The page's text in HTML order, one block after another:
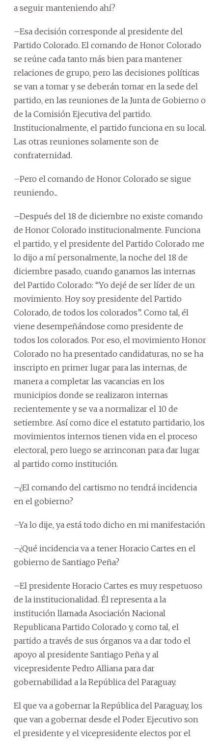
a seguir manteniendo ahí?
–Esa decisión corresponde al presidente del
Partido Colorado. El comando de Honor Colorado
se reúne cada tanto más bien para mantener
relaciones de grupo, pero las decisiones políticas
se van a tomar y se deberán tomar en la sede del
partido, en las reuniones de la Junta de Gobierno o
de la Comisión Ejecutiva del partido.
Institucionalmente, el partido funciona en su local.
Las otras reuniones solamente son de
confraternidad.
–Pero el comando de Honor Colorado se sigue
reuniendo...
–Después del 18 de diciembre no existe comando
de Honor Colorado institucionalmente. Funciona
el partido, y el presidente del Partido Colorado me
lo dijo a mí personalmente, la noche del 18 de
diciembre pasado, cuando ganamos las internas
del Partido Colorado: “Yo dejé de ser líder de un
movimiento. Hoy soy presidente del Partido
Colorado, de todos los colorados”. Como tal, él
viene desempeñándose como presidente de
todos los colorados. Por eso, el movimiento Honor
Colorado no ha presentado candidaturas, no se ha
inscripto en primer lugar para las internas, de
manera a completar las vacancias en los
municipios donde se realizaron internas
recientemente y se va a normalizar el 10 de
setiembre. Así como dice el estatuto partidario, los
movimientos internos tienen vida en el proceso
electoral, pero luego se arrinconan para dar lugar
al partido como institución.
–¿El comando del cartismo no tendrá incidencia
en el gobierno?
–Ya lo dije, ya está todo dicho en mi manifestación
–¿Qué incidencia va a tener Horacio Cartes en el
gobierno de Santiago Peña?
–El presidente Horacio Cartes es muy respetuoso
de la institucionalidad. Él representa a la
institución llamada Asociación Nacional
Republicana Partido Colorado y, como tal, el
partido a través de sus órganos va a dar todo el
apoyo al presidente Santiago Peña y al
vicepresidente Pedro Alliana para dar
gobernabilidad a la República del Paraguay.
El que va a gobernar la República del Paraguay, los
que van a gobernar desde el Poder Ejecutivo son
el presidente y el vicepresidente electos por el